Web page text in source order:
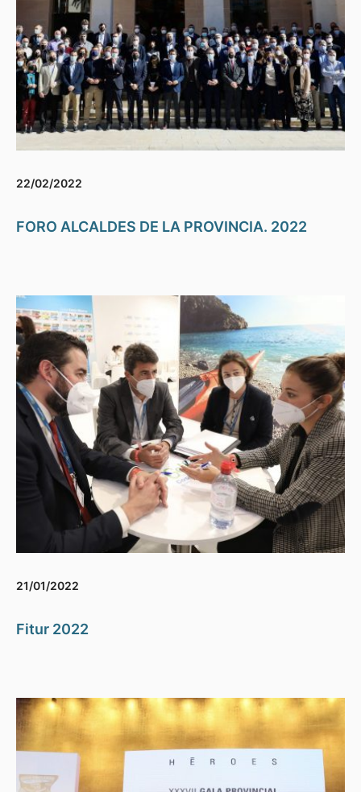
22/02/2022
FORO ALCALDES DE LA PROVINCIA. 2022
21/01/2022
Fitur 2022